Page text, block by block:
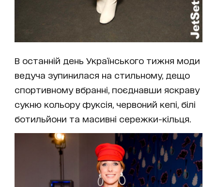
В останній день Українського тижня моди
ведуча зупинилася на стильному, дещо
спортивному вбранні, поєднавши яскраву
сукню кольору фуксія, червоний кепі, білі
ботильйони та масивні сережки-кільця.